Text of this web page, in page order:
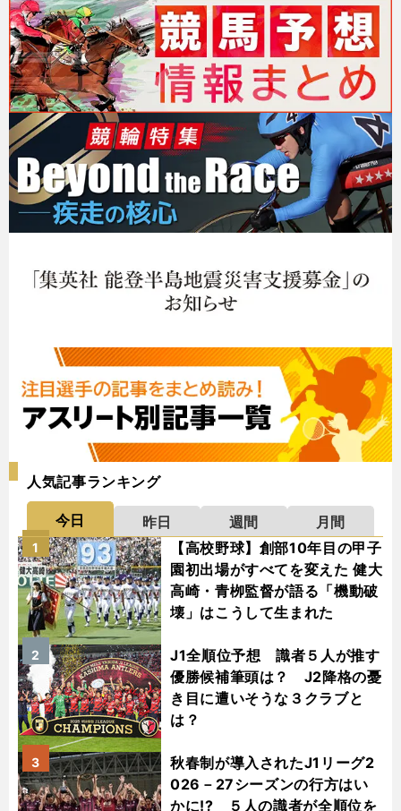
人気記事ランキング
今日 昨日 週間
月間
【高校野球】創部10年目の甲子
園初出場がすべてを変えた 健大
高崎・青栁監督が語る「機動破
壊」はこうして生まれた
1
J1全順位予想 識者５人が推す
優勝候補筆頭は？ J2降格の憂
き目に遭いそうな３クラブと
は？
2
秋春制が導入されたJ1リーグ2
026－27シーズンの行方はい
かに!? ５人の識者が全順位を
3